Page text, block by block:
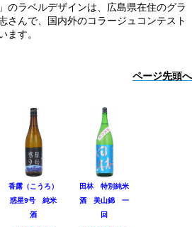
のラベルデザインは、広島県在住のグラ
さんで、国内外のコラージュコンテスト
ます。
ページ先頭へ
香露（こうろ）
惑星9号 純米
酒
田林 特別純米
酒 美山錦 一
回